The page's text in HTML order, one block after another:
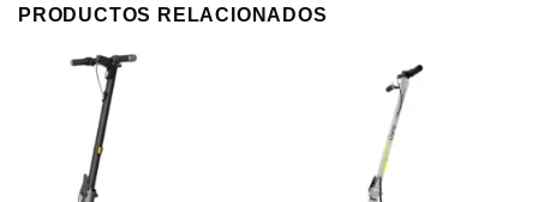
PRODUCTOS RELACIONADOS